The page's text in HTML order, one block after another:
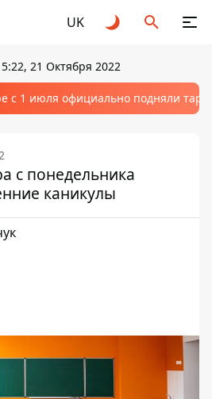
UK
21 Октября 2022
с 1 июля официально подняли
с понедельника
каникулы